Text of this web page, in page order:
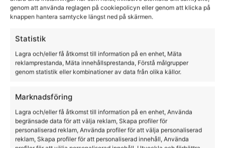
genom att använda reglagen på cookiepolicyn eller genom att klicka på
knappen hantera samtycke längst ned på skärmen.
Statistik
Lagra och/eller få åtkomst till information på en enhet, Mäta
reklamprestanda, Mäta innehållsprestanda, Förstå målgrupper
genom statistik eller kombinationer av data från olika källor.
Marknadsföring
Lagra och/eller få åtkomst till information på en enhet, Använda
begränsade data för att välja reklam, Skapa profiler för
personaliserad reklam, Använda profiler för att välja personaliserad
reklam, Skapa profiler för att personaliserad innehåll, Använda
599,00kr